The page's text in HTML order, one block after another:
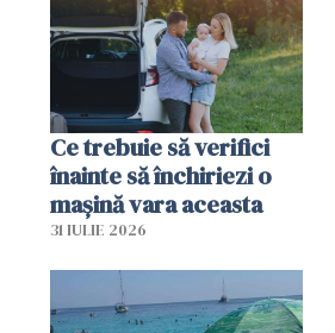
Ce trebuie să verifici
înainte să închiriezi o
mașină vara aceasta
31 IULIE 2026